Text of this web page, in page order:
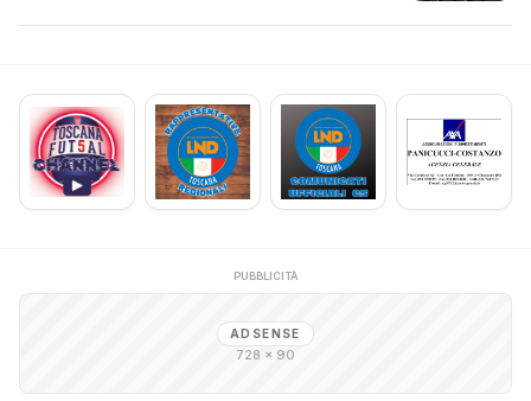
PUBBLICITÀ
ADSENSE
728 × 90